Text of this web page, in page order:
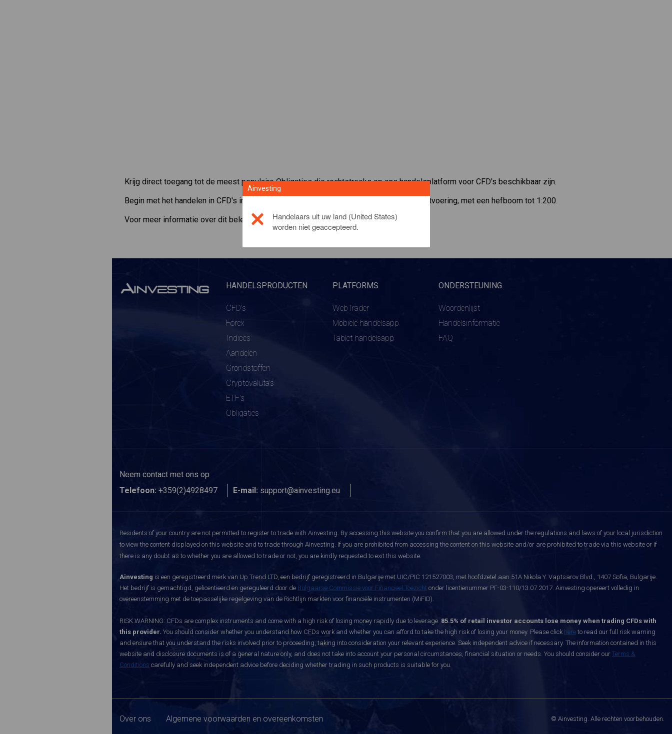
Krijg direct toegang tot de meest populaire Obligaties die rechtstreeks op ons handelsplatform voor CFD's beschikbaar zijn.
Begin met het handelen in CFD's in
met een minimum onderhoudsmarge, beste uitvoering, met een hefboom tot 1:200.
Voor meer informatie over dit beleggingsproduct, gelieveKlik hier
HANDELSPRODUCTEN
CFD's
Forex
Indices
Aandelen
Grondstoffen
Cryptovaluta's
ETF's
Obligaties
PLATFORMS
WebTrader
Mobiele handelsapp
Tablet handelsapp
ONDERSTEUNING
Woordenlijst
Handelsinformatie
FAQ
Neem contact met ons op
Telefoon: +359(2)4928497 E-mail: support@ainvesting.eu
Residents of your country are not permitted to register to trade with Ainvesting. By accessing this website you confirm that you are allowed under the regulations and laws of your local jurisdiction
to view the content displayed on this website and to trade through Ainvesting. If you are prohibited from accessing the content on this website and/or are prohibited to trade via this website or if
there is any doubt as to whether you are allowed to trade or not, you are kindly requested to exit this website.
Ainvesting is een geregistreerd merk van Up Trend LTD, een bedrijf geregistreerd in Bulgarije met UIC/PIC 121527003, met hoofdzetel aan 51A Nikola Y. Vaptsarov Blvd., 1407 Sofia, Bulgarije.
Het bedrijf is gemachtigd, gelicentieerd en gereguleerd door de Bulgaarse Commissie voor Financieel Toezicht onder licentienummer РГ-03-110/13.07.2017. Ainvesting opereert volledig in
overeenstemming met de toepasselijke regelgeving van de Richtlijn markten voor financiële instrumenten (MiFID).
RISK WARNING: CFDs are complex instruments and come with a high risk of losing money rapidly due to leverage. 85.5% of retail investor accounts lose money when trading CFDs with
this provider. You should consider whether you understand how CFDs work and whether you can afford to take the high risk of losing your money. Please click here to read our full risk warning
and ensure that you understand the risks involved prior to proceeding, taking into consideration your relevant experience. Seek independent advice if necessary. The information contained in this
website and disclosure documents is of a general nature only, and does not take into account your personal circumstances, financial situation or needs. You should consider our Terms &
Conditions carefully and seek independent advice before deciding whether trading in such products is suitable for you.
Over ons Algemene voorwaarden en overeenkomsten © Ainvesting. Alle rechten voorbehouden.
Ainvesting
Handelaars uit uw land (United States)
worden niet geaccepteerd.